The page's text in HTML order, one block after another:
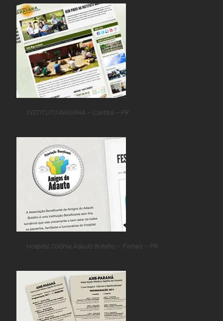
INSTITUTO ARAYARA – Curitiba – PR
Hospital Colônia Adauto Botelho – Pinhais – PR